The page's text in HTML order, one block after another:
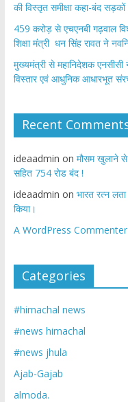
की विस्तृत समीक्षा कहा-बंद
459 करोड़ से एचएनबी गढ़वाल
शिक्षा मंत्री धन सिंह रावत ने
मुख्यमंत्री से महानिदेशक एनसीसी
विस्तार एवं आधुनिक आधारभूत
Recent
ideaadmin on मौसम खुलाने से
सहित 754 रोड बंद !
ideaadmin on भारत रत्न
किया।
A WordPress Commenter
Categories
#himachal news
#news himachal
#news jhula
Ajab-Gajab
almoda.